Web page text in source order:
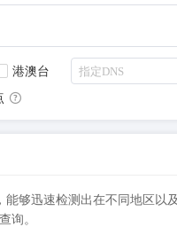
港澳台
够迅速检测出在不同地区
询。